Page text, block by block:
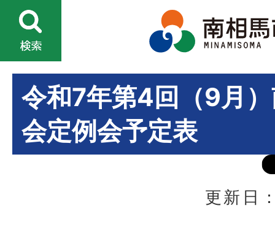
令和7年第4回（9月
会定例会予定表
更新日